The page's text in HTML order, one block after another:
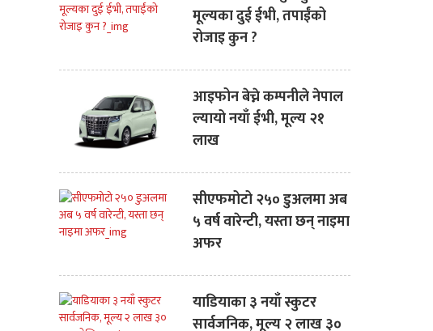
मूल्यका दुई ईभी, तपाईंको
रोजाइ कुन ?
आइफोन बेच्ने कम्पनीले नेपाल
ल्यायो नयाँ ईभी, मूल्य २१
लाख
सीएफमोटो २५० डुअलमा अब
५ वर्ष वारेन्टी, यस्ता छन् नाइमा
अफर
याडियाका ३ नयाँ स्कुटर
सार्वजनिक, मूल्य २ लाख ३०